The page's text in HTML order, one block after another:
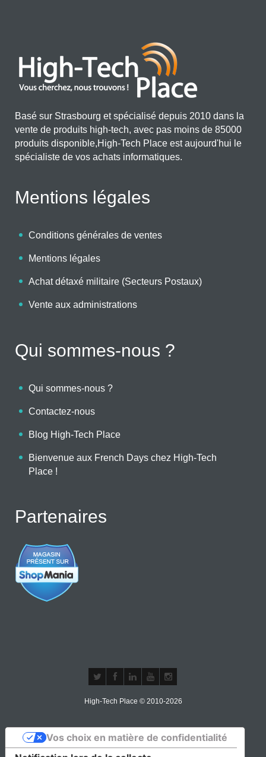
Basé sur Strasbourg et spécialisé depuis 2010 dans la
vente de produits high-tech, avec pas moins de 85000
produits disponible,High-Tech Place est aujourd'hui le
spécialiste de vos achats informatiques.
Mentions légales
Conditions générales de ventes
Mentions légales
Achat détaxé militaire (Secteurs Postaux)
Vente aux administrations
Qui sommes-nous ?
Qui sommes-nous ?
Contactez-nous
Blog High-Tech Place
Bienvenue aux French Days chez High-Tech
Place !
Partenaires
High-Tech Place © 2010-2026
Vos choix en matière de confidentialité